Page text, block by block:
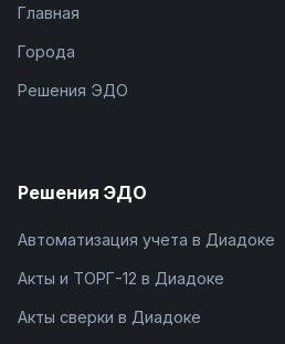
Главная
Города
Решения ЭДО
Решения ЭДО
Автоматизация учета в Диадоке
Акты и ТОРГ-12 в Диадоке
Акты сверки в Диадоке